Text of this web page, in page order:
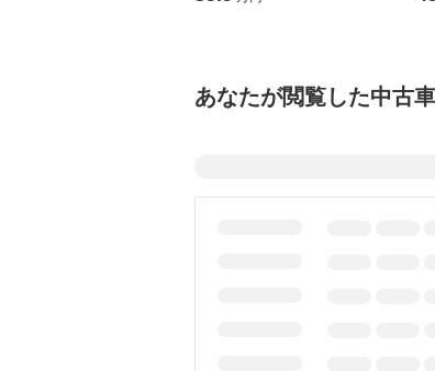
あなたが閲覧した中古